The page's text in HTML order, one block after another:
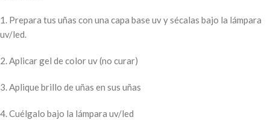
1. Prepara tus uñas con una capa base uv y sécalas bajo la lámpara
uv/led.
2. Aplicar gel de color uv (no curar)
3. Aplique brillo de uñas en sus uñas
4. Cuélgalo bajo la lámpara uv/led